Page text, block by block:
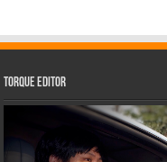
Torque Editor